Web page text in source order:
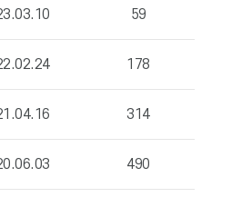
59
178
314
490